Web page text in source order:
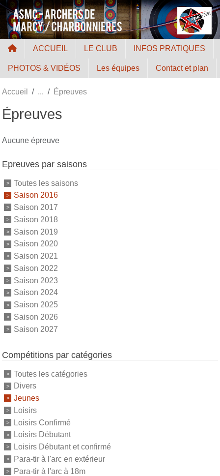
ACCUEIL LE CLUB INFOS PRATIQUES
PHOTOS & VIDÉOS Les équipes Contact et plan
Accueil Épreuves
Épreuves
Aucune épreuve
Epreuves par saisons
Toutes les saisons
Saison 2016
Saison 2017
Saison 2018
Saison 2019
Saison 2020
Saison 2021
Saison 2022
Saison 2023
Saison 2024
Saison 2025
Saison 2026
Saison 2027
Compétitions par catégories
Toutes les catégories
Divers
Jeunes
Loisirs
Loisirs Confirmé
Loisirs Débutant
Loisirs Débutant et confirmé
Para-tir à l'arc en extérieur
Para-tir à l'arc à 18m
Panneau de gestion des cookies